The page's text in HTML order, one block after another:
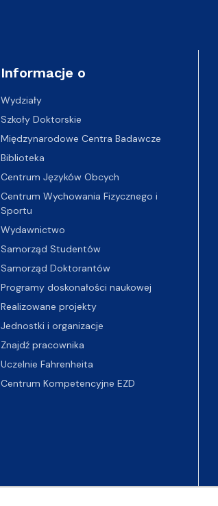
Informacje o
Wydziały
Szkoły Doktorskie
Międzynarodowe Centra Badawcze
Biblioteka
Centrum Języków Obcych
Centrum Wychowania Fizycznego i
Sportu
Wydawnictwo
Samorząd Studentów
Samorząd Doktorantów
Programy doskonałości naukowej
Realizowane projekty
Jednostki i organizacje
Znajdź pracownika
Uczelnie Fahrenheita
Centrum Kompetencyjne EZD